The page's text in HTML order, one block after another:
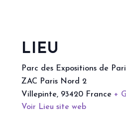
LIEU
Parc des Expositions de
ZAC Paris Nord 2
Villepinte, 93420 France +
Voir Lieu site web